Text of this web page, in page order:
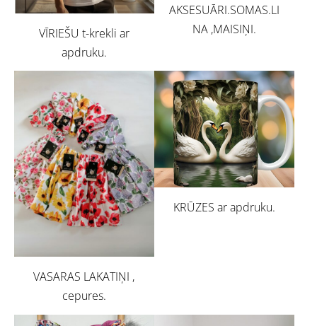
VĪRIEŠU t-krekli ar
apdruku.
AKSESUĀRI.SOMAS.LI
NA ,MAISIŅI.
VASARAS LAKATIŅI ,
cepures.
KRŪZES ar apdruku.